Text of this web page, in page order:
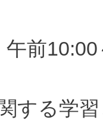
前10:00
する学